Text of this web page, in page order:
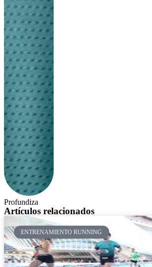
Profundiza
Artículos relacionados
ENTRENAMIENTO RUNNING